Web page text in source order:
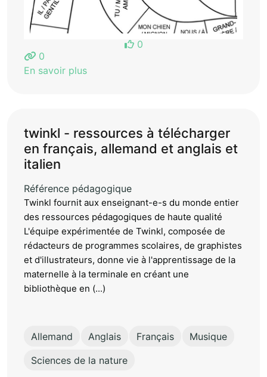
0
0
En savoir plus
twinkl - ressources à télécharger
en français, allemand et anglais et
italien
Référence pédagogique
Twinkl fournit aux enseignant-e-s du monde entier
des ressources pédagogiques de haute qualité
L'équipe expérimentée de Twinkl, composée de
rédacteurs de programmes scolaires, de graphistes
et d'illustrateurs, donne vie à l'apprentissage de la
maternelle à la terminale en créant une
bibliothèque en (...)
Allemand Anglais Français
Musique
Sciences de la nature